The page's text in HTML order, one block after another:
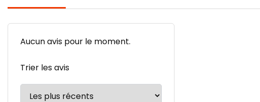
Aucun avis pour le moment.
Trier les avis